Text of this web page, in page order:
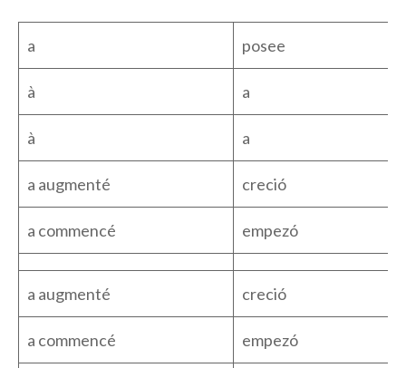
a posee
à a
à a
a augmenté creció
a commencé empezó
a augmenté creció
a commencé empezó